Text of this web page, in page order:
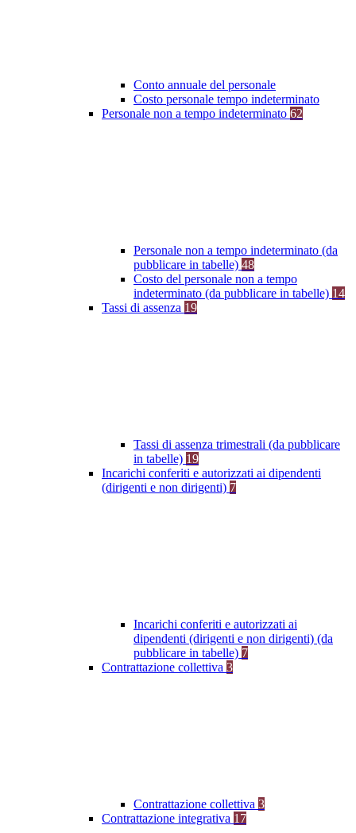
Conto annuale del personale
Costo personale tempo indeterminato
Personale non a tempo indeterminato 62
Personale non a tempo indeterminato (da
pubblicare in tabelle) 48
Costo del personale non a tempo
indeterminato (da pubblicare in tabelle) 14
Tassi di assenza 19
Tassi di assenza trimestrali (da pubblicare
in tabelle) 19
Incarichi conferiti e autorizzati ai dipendenti
(dirigenti e non dirigenti) 7
Incarichi conferiti e autorizzati ai
dipendenti (dirigenti e non dirigenti) (da
pubblicare in tabelle) 7
Contrattazione collettiva 3
Contrattazione collettiva 3
Contrattazione integrativa 17